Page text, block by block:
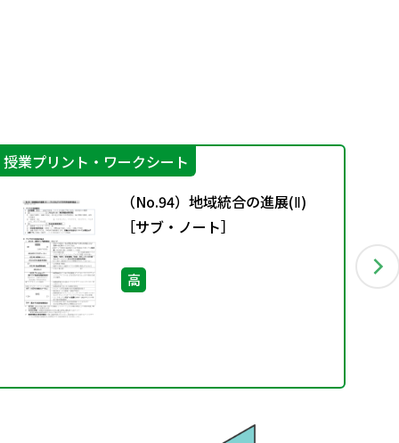
授業プリント・ワークシート
（No.94）地域統合の進展(Ⅱ)
［サブ・ノート］
高